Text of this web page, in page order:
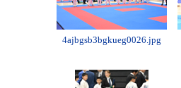
4ajbgsb3bgkueg0026.jpg